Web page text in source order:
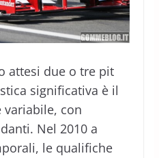
attesi due o tre pit
significativa è il
con
Nel 2010 a
le qualifiche